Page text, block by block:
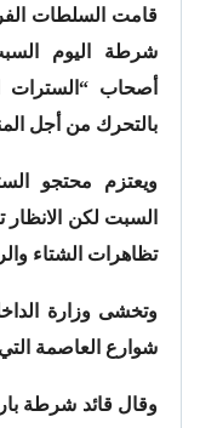
قامت السلطات
شرطة اليوم
أصحاب “السترات
بالتحرك من أجل
ويعتزم محتجو
السبت لكن
تظاهرات الشتاء
وتخشى وزارة
شوارع العاصمة التي